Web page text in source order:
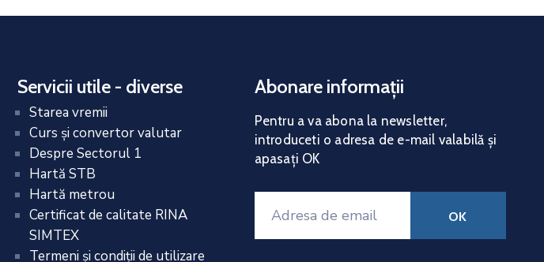
Servicii utile - diverse
Starea vremii
Curs și convertor valutar
Despre Sectorul 1
Hartă STB
Hartă metrou
Certificat de calitate RINA
SIMTEX
Termeni și condiții de utilizare
Abonare informații
Pentru a va abona la newsletter,
introduceti o adresa de e-mail valabilă și
apasați OK